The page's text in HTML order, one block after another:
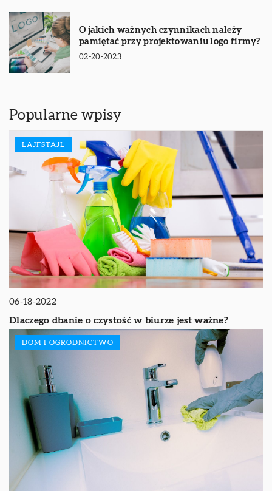
O jakich ważnych czynnikach należy
pamiętać przy projektowaniu logo firmy?
02-20-2023
Popularne wpisy
LAJFSTAJL
06-18-2022
Dlaczego dbanie o czystość w biurze jest ważne?
DOM I OGRODNICTWO